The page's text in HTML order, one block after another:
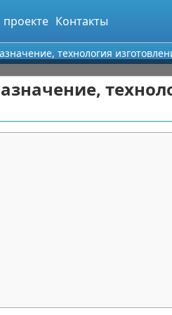
Контакты
технология